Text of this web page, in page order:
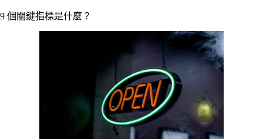
9 個關鍵指標是什麼？